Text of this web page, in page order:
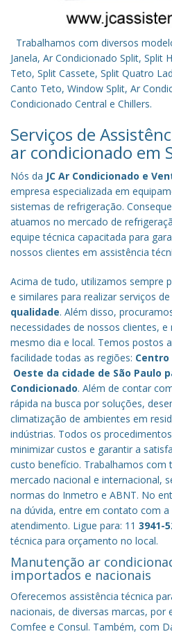
Trabalhamos com diversos
Janela, Ar Condicionado Split, Split
Teto, Split Cassete, Split Quatro
Canto Teto, Window Split, Ar
Condicionado Central e Chillers.
Serviços de
ar condicionado em
Nós da JC Ar Condicionado e
empresa especializada em
sistemas de refrigeração.
atuamos no mercado de
equipe técnica capacitada para
nossos clientes em assistência
Acima de tudo, utilizamos sempre
e similares para realizar serviços de
qualidade. Além disso,
necessidades de nossos clientes,
mesmo dia e local. Temos postos
facilidade todas as regiões: Centro
Oeste da cidade de São Paulo
Condicionado. Além de contar
rápida na busca por soluções,
climatização de ambientes em
indústrias. Todos os
minimizar custos e garantir a
custo benefício. Trabalhamos com
mercado nacional e internacional,
normas do Inmetro e ABNT. No
na dúvida, entre em contato com a
atendimento. Ligue para: 11 3941-
técnica para orçamento no local.
Manutenção ar
importados e nacionais
Oferecemos assistência técnica
nacionais, de diversas marcas, por
Comfee e Consul. Também, com